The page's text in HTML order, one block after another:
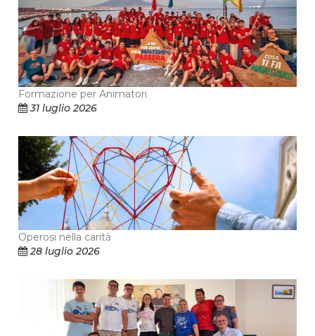
Formazione per Animatori
31 luglio 2026
Operosi nella carità
28 luglio 2026